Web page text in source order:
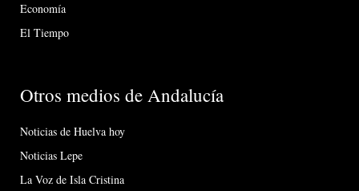
Economía
El Tiempo
Otros medios de Andalucía
Noticias de Huelva hoy
Noticias Lepe
La Voz de Isla Cristina